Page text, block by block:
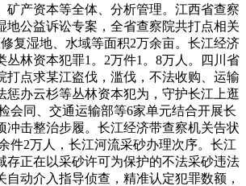
矿产资本等全体、分析管理。江西省查察
地公益诉讼专案，全省查察院共打点相关
复湿地、水域等面积2万余亩。长江经济
丛林资本犯罪1。2万件1。8万人。四川省
打点求某江盗伐，滥伐，不法收购、运输
惩办云杉等丛林资本犯为，守护长江上逛
会同、交通运输部等6家单元结合开展长
冲击整治步履。长江经济带查察机关告状
件2万人，长江河流采砂办理次序。长江
存正在以采砂许可为保护的不法采砂违法
自动介入指导侦查，精准认定犯罪数额，